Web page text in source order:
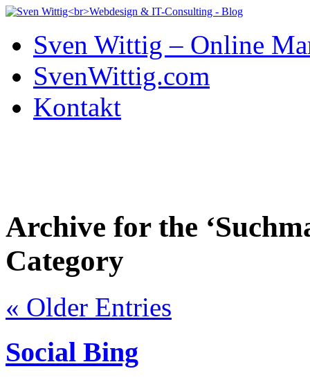
Sven Wittig – Online
SvenWittig.com
Kontakt
Archive for the
Category
« Older Entries
Social Bing